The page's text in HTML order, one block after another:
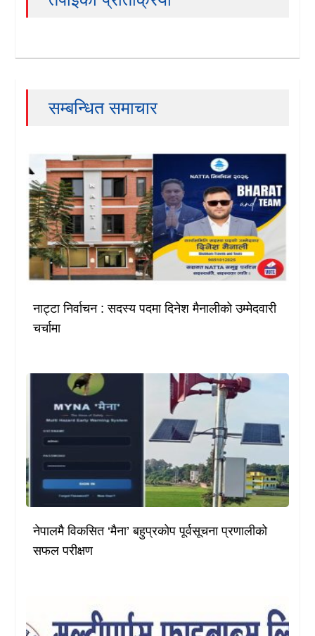
सम्बन्धित समाचार
नाट्टा निर्वाचन : सदस्य पदमा दिनेश मैनालीको उम्मेदवारी
चर्चामा
नेपालमै विकसित ‘मैना’ बहुप्रकोप पूर्वसूचना प्रणालीको
सफल परीक्षण